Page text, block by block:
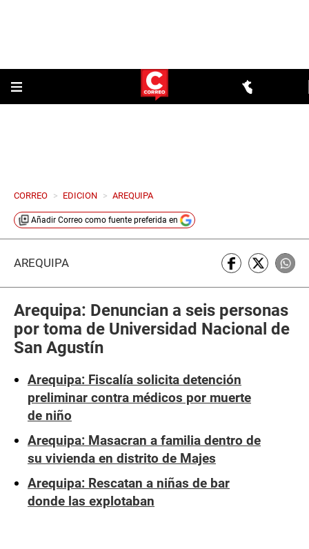
CORREO > EDICION > AREQUIPA
Añadir Correo como fuente preferida en
AREQUIPA
Arequipa: Denuncian a seis personas
por toma de Universidad Nacional de
San Agustín
Arequipa: Fiscalía solicita detención
preliminar contra médicos por muerte
de niño
Arequipa: Masacran a familia dentro de
su vivienda en distrito de Majes
Arequipa: Rescatan a niñas de bar
donde las explotaban